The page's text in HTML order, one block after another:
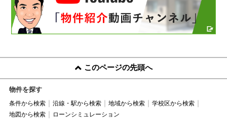
このページの先頭へ
物件を探す
条件から検索 沿線・駅から検索 地域から検索
学校区から検索
地図から検索
ローンシミュレーション